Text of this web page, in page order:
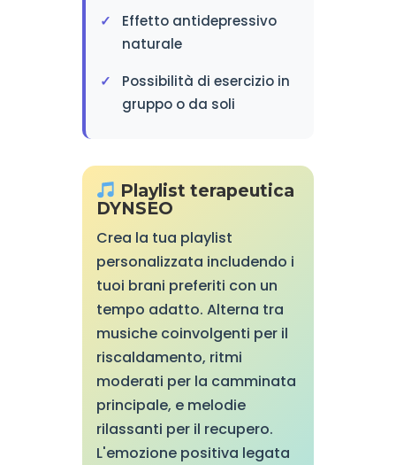
Effetto antidepressivo
naturale
Possibilità di esercizio in
gruppo o da soli
Playlist terapeutica
DYNSEO
Crea la tua playlist
personalizzata includendo i
tuoi brani preferiti con un
tempo adatto. Alterna tra
musiche coinvolgenti per il
riscaldamento, ritmi
moderati per la camminata
principale, e melodie
rilassanti per il recupero.
L'emozione positiva legata